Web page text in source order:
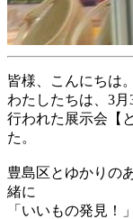
皆様、こんにちは
わたしたちは、3
行われた展示会【
た。
豊島区とゆかりの
緒に
「いいもの発見！